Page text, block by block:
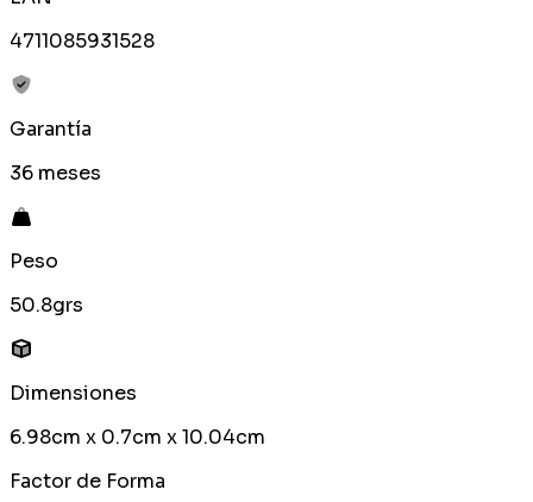
4711085931528
Garantía
36 meses
Peso
50.8grs
Dimensiones
6.98cm x 0.7cm x 10.04cm
Factor de Forma